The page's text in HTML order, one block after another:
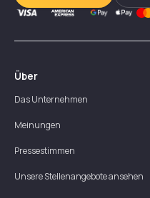
Über
Das Unternehmen
Meinungen
Pressestimmen
Unsere Stellenangebote ansehen